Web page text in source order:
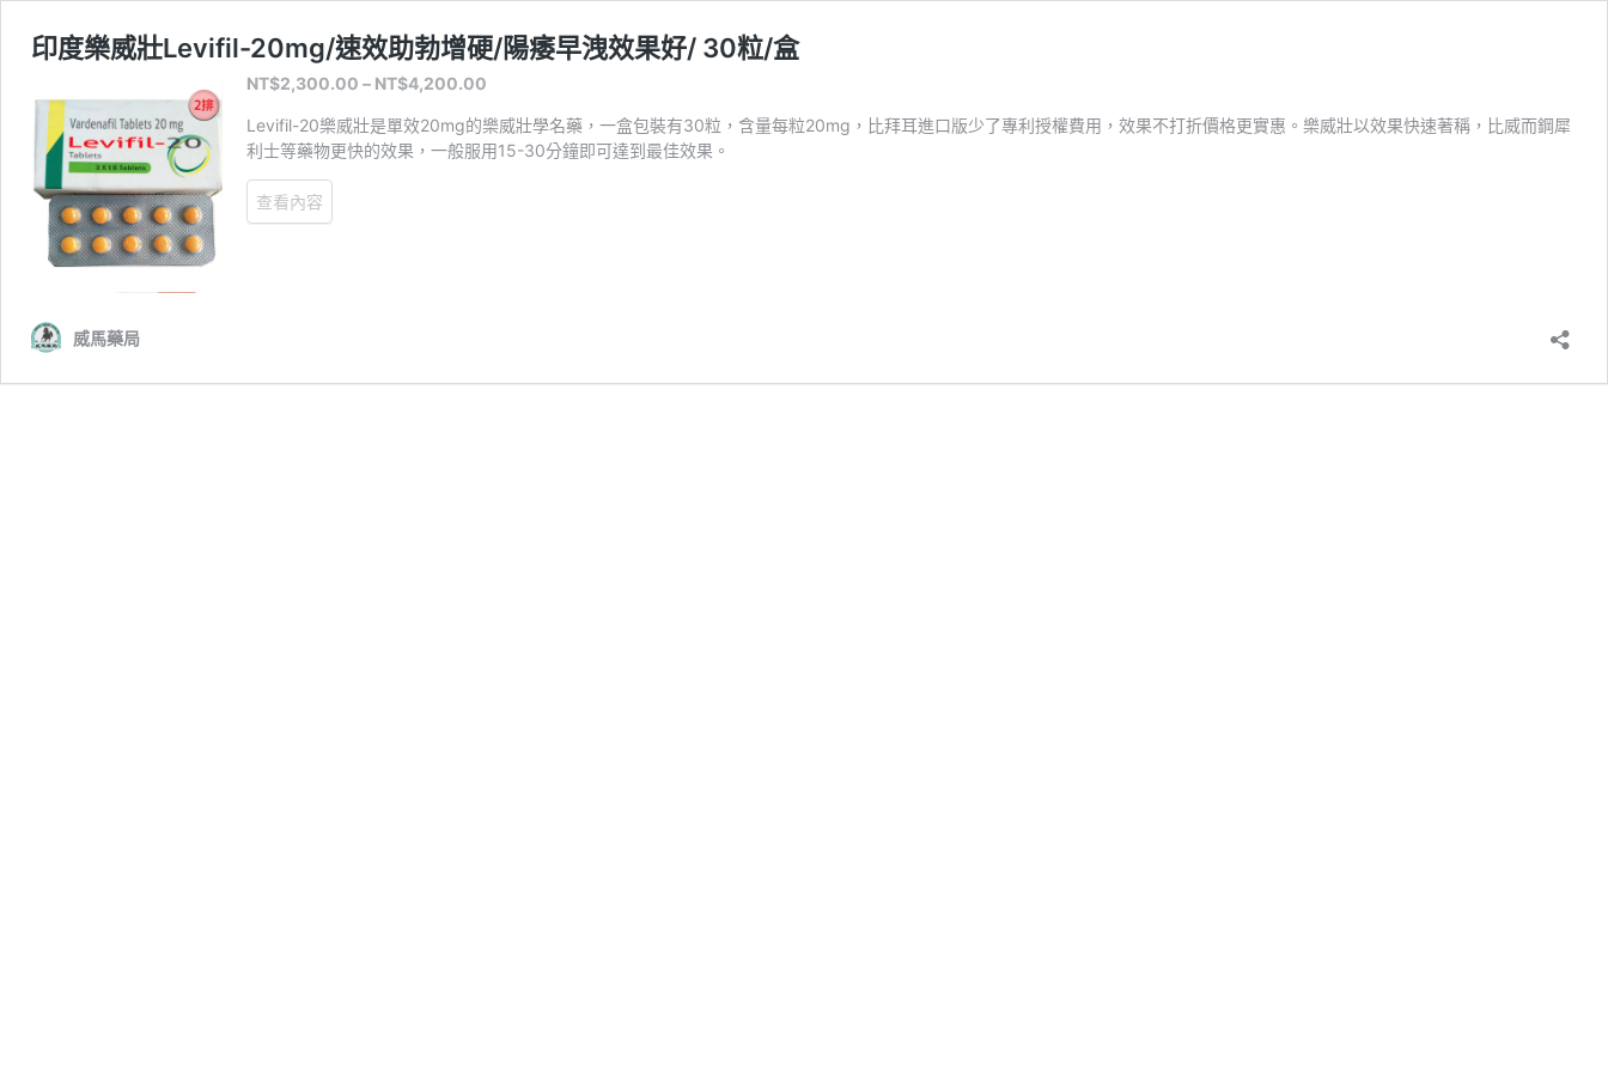
印度樂威壯Levifil-20mg/速效助勃增硬/陽痿早洩效果好/ 30粒/盒
NT$2,300.00 – NT$4,200.00
Levifil-20樂威壯是單效20mg的樂威壯學名藥，一盒包裝有30粒，含量每粒20mg，比拜耳進口版少了專利授權費用，效果不打折價格更實惠。樂威壯以效果快速著稱，比威而鋼犀
利士等藥物更快的效果，一般服用15-30分鐘即可達到最佳效果。
查看內容
威馬藥局